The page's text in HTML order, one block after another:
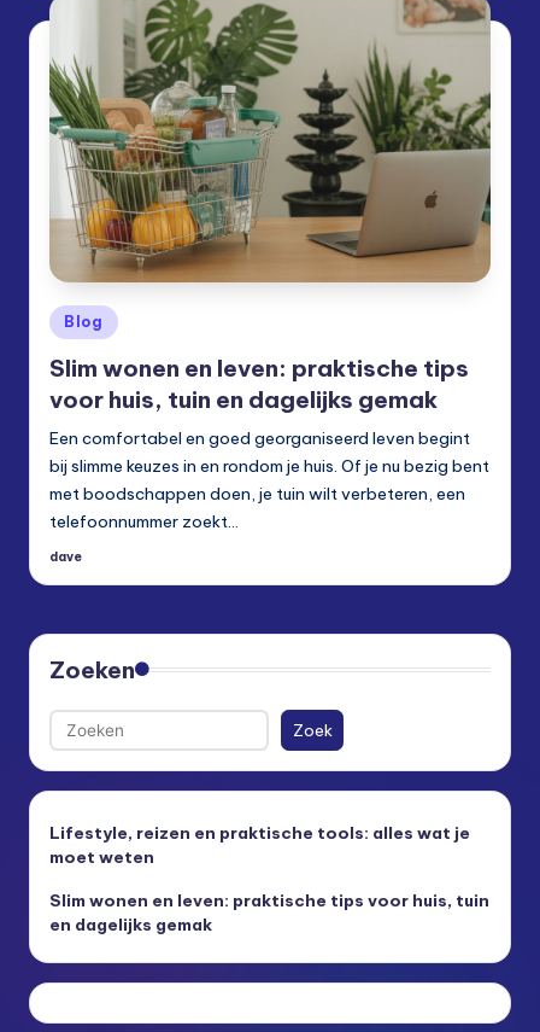
Posted
in
Blog
Slim wonen en leven: praktische tips
voor huis, tuin en dagelijks gemak
Een comfortabel en goed georganiseerd leven begint
bij slimme keuzes in en rondom je huis. Of je nu bezig bent
met boodschappen doen, je tuin wilt verbeteren, een
telefoonnummer zoekt…
Posted
dave
Zoeken
Zoek
Lifestyle, reizen en praktische tools: alles wat je
moet weten
Slim wonen en leven: praktische tips voor huis, tuin
en dagelijks gemak